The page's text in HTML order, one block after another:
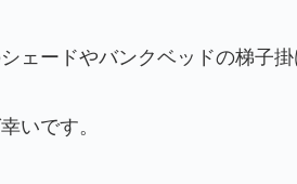
ェードやバンクベッドの梯子掛
いです。